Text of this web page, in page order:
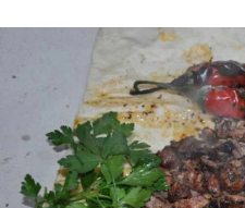
Kültür Sanat
Tarihçe
Resmi İlanlar
Haber Arşivi